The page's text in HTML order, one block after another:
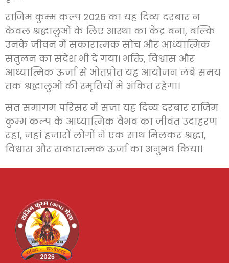
राजिम कुम्भ कल्प 2026 का यह दिव्य दरबार न
केवल श्रद्धालुओं के लिए आस्था का केंद्र बना, बल्कि
उनके जीवन में सकारात्मक सोच और आध्यात्मिक
संतुलन का संदेश भी दे गया। भक्ति, विश्वास और
आध्यात्मिक ऊर्जा से ओतप्रोत यह आयोजन लंबे समय
तक श्रद्धालुओं की स्मृतियों में अंकित रहेगा।
संत समागम परिसर में सजा यह दिव्य दरबार राजिम
कुम्भ कल्प के आध्यात्मिक वैभव का जीवंत उदाहरण
रहा, जहां हजारों लोगों ने एक साथ मिलकर श्रद्धा,
विश्वास और सकारात्मक ऊर्जा का अनुभव किया।